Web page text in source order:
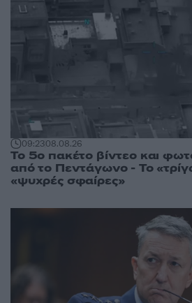
09:2308.08.26
Το 5ο πακέτο βίντεο και
από το Πεντάγωνο - Το
«ψυχρές σφαίρες»